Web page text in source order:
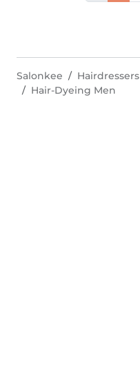
Salonkee Hairdressers
Hair-Dyeing Men